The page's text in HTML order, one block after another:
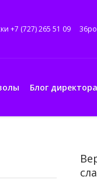
+7 (727) 265 51 09
Блог директора